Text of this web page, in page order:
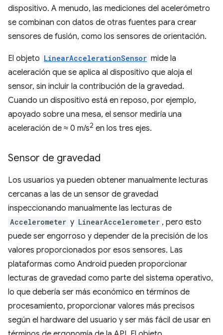
dispositivo. A menudo, las mediciones del acelerómetro
se combinan con datos de otras fuentes para crear
sensores de fusión, como los sensores de orientación.
El objeto LinearAccelerationSensor mide la
aceleración que se aplica al dispositivo que aloja el
sensor, sin incluir la contribución de la gravedad.
Cuando un dispositivo está en reposo, por ejemplo,
apoyado sobre una mesa, el sensor mediría una
aceleración de ≈ 0 m/s2 en los tres ejes.
Sensor de gravedad
Los usuarios ya pueden obtener manualmente lecturas
cercanas a las de un sensor de gravedad
inspeccionando manualmente las lecturas de
Accelerometer y LinearAccelerometer , pero esto
puede ser engorroso y depender de la precisión de los
valores proporcionados por esos sensores. Las
plataformas como Android pueden proporcionar
lecturas de gravedad como parte del sistema operativo,
lo que debería ser más económico en términos de
procesamiento, proporcionar valores más precisos
según el hardware del usuario y ser más fácil de usar en